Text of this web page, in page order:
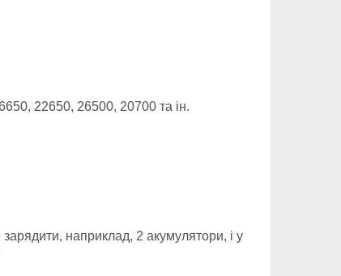
22650, 26500, 20700 та ін.
наприклад, 2 акумулятори, і у